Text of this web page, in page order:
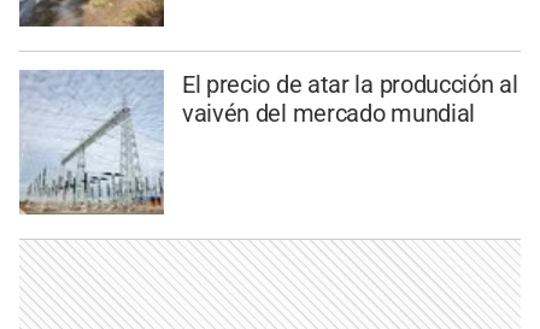
El precio de atar la producción al
vaivén del mercado mundial